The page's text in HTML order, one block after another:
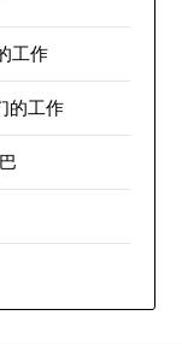
工作
的工作